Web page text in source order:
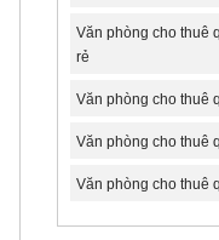
Văn phòng cho thuê
rẻ
Văn phòng cho thuê
Văn phòng cho thuê
Văn phòng cho thuê